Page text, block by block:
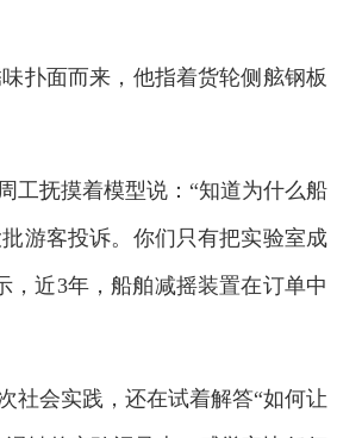
扑面而来，他指着货轮侧舷钢板
工抚摸着模型说：“知道为什么船
游客投诉。你们只有把实验室成
，近3年，船舶减摇装置在订单中
社会实践，还在试着解答“如何让
交通运输执法“我是大队长”主题活动